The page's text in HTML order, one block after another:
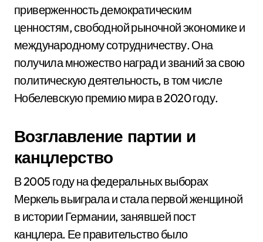
приверженность демократическим
ценностям, свободной рыночной экономике и
международному сотрудничеству. Она
получила множество наград и званий за свою
политическую деятельность, в том числе
Нобелевскую премию мира в 2020 году.
Возглавление партии и
канцлерство
В 2005 году на федеральных выборах
Меркель выиграла и стала первой женщиной
в истории Германии, занявшей пост
канцлера. Ее правительство было